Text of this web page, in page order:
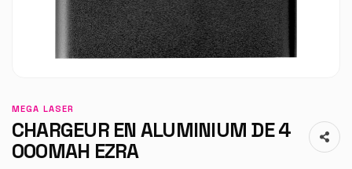
MEGA LASER
CHARGEUR EN ALUMINIUM DE 4
000MAH EZRA